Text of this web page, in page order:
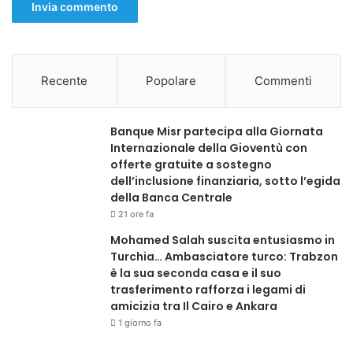
La prima fase è prevista in consegna nell’ottobre 2027,
Fonte ufficiale:
Coptic Orthodox Patriarchate
Recente Popolare Commenti
Banque Misr partecipa alla Giornata
Internazionale della Gioventù con
offerte gratuite a sostegno
dell’inclusione finanziaria, sotto l’egida
della Banca Centrale
21 ore fa
Mohamed Salah suscita entusiasmo in
Turchia… Ambasciatore turco: Trabzon
è la sua seconda casa e il suo
trasferimento rafforza i legami di
amicizia tra Il Cairo e Ankara
1 giorno fa